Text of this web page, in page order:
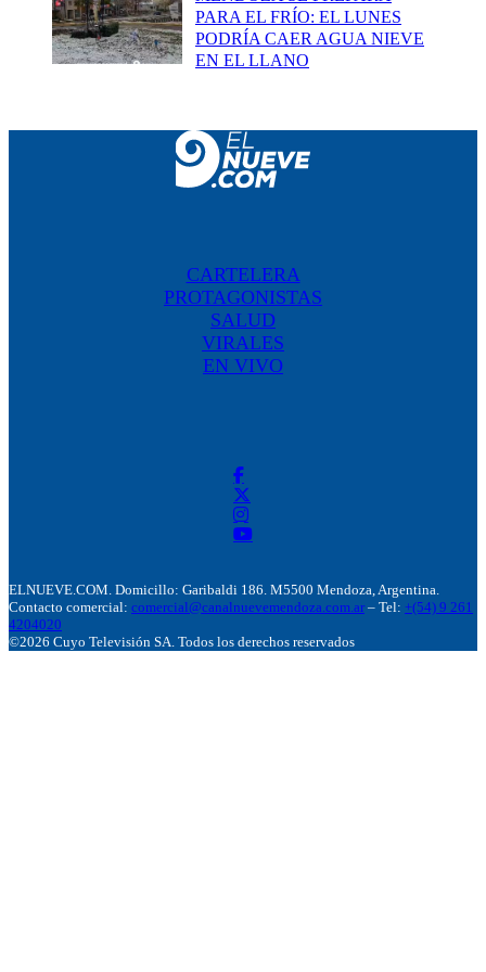
PARA EL FRÍO: EL LUNES
PODRÍA CAER AGUA NIEVE
EN EL LLANO
CARTELERA
PROTAGONISTAS
SALUD
VIRALES
EN VIVO
ELNUEVE.COM. Domicillo: Garibaldi 186. M5500 Mendoza, Argentina.
Contacto comercial: comercial@canalnuevemendoza.com.ar – Tel: +(54) 9 261
4204020
©2026 Cuyo Televisión SA. Todos los derechos reservados